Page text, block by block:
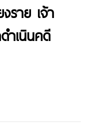
ราย เจ้า
ำเนินคดี